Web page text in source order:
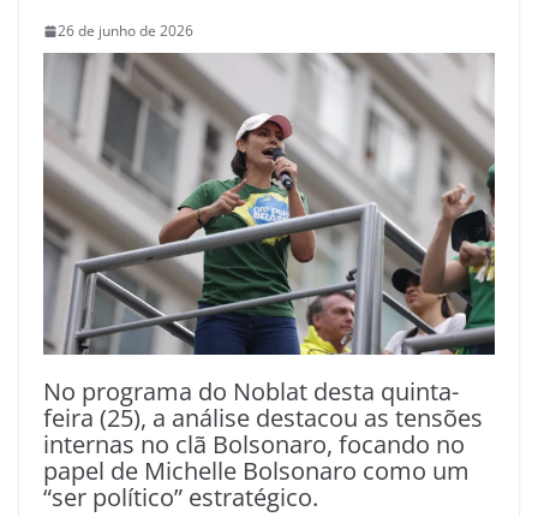
26 de junho de 2026
No programa do Noblat desta quinta-
feira (25), a análise destacou as tensões
internas no clã Bolsonaro, focando no
papel de Michelle Bolsonaro como um
“ser político” estratégico.